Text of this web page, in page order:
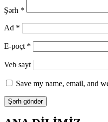
Şərh *
Ad *
E-poçt *
Veb sayt
Save my name, email, and